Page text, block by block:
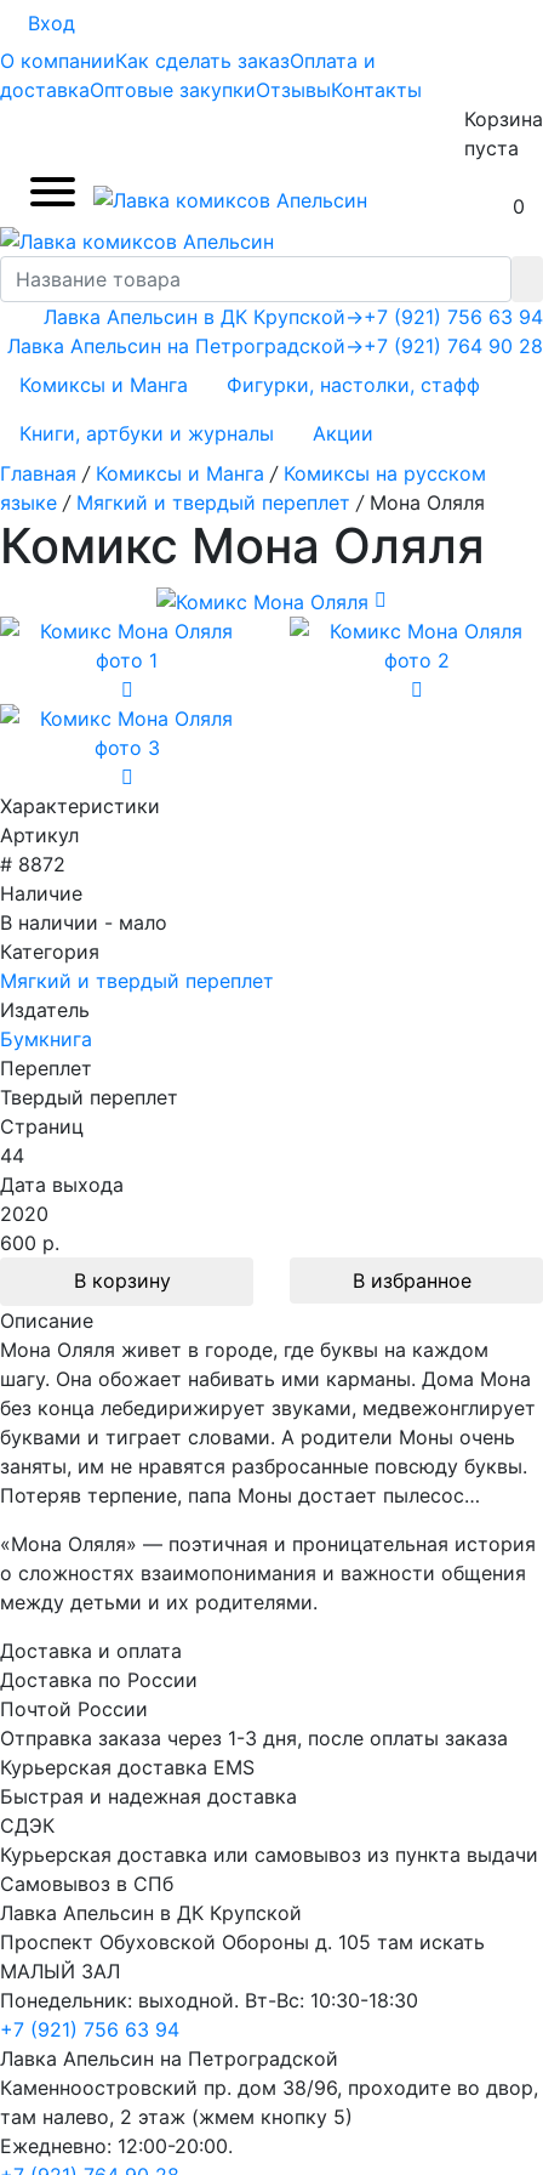
Вход
О компанииКак сделать заказОплата и
доставкаОптовые закупкиОтзывыКонтакты
Корзина
пуста
0
+7 (921) 756 63 94
+7 (921) 764 90 28
Лавка Апельсин в ДК Крупской→
Лавка Апельсин на Петроградской→
Комиксы и Манга
Фигурки, настолки, стафф
Книги, артбуки и журналы
Акции
Главная / Комиксы и Манга / Комиксы на русском
языке / Мягкий и твердый переплет / Мона Оляля
Комикс Мона Оляля
Характеристики
Артикул
# 8872
Наличие
В наличии - мало
Категория
Мягкий и твердый переплет
Издатель
Бумкнига
Переплет
Твердый переплет
Страниц
44
Дата выхода
2020
600 р.
В корзину
В избранное
Описание
Мона Оляля живет в городе, где буквы на каждом
шагу. Она обожает набивать ими карманы. Дома Мона
без конца лебедирижирует звуками, медвежонглирует
буквами и тиграет словами. А родители Моны очень
заняты, им не нравятся разбросанные повсюду буквы.
Потеряв терпение, папа Моны достает пылесос…
«Мона Оляля» — поэтичная и проницательная история
о сложностях взаимопонимания и важности общения
между детьми и их родителями.
Доставка и оплата
Доставка по России
Почтой России
Отправка заказа через 1-3 дня, после оплаты заказа
Курьерская доставка EMS
Быстрая и надежная доставка
СДЭК
Курьерская доставка или самовывоз из пункта выдачи
Самовывоз в СПб
Лавка Апельсин в ДК Крупской
Проспект Обуховской Обороны д. 105 там искать
МАЛЫЙ ЗАЛ
Понедельник: выходной. Вт-Вс: 10:30-18:30
+7 (921) 756 63 94
Лавка Апельсин на Петроградской
Каменноостровский пр. дом 38/96, проходите во двор,
там налево, 2 этаж (жмем кнопку 5)
Ежедневно: 12:00-20:00.